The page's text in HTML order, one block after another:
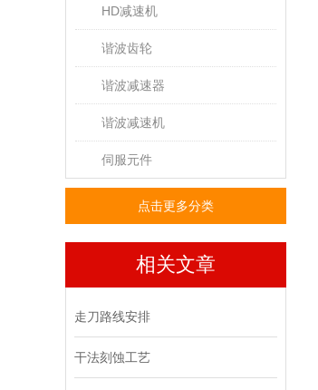
HD减速机
谐波齿轮
谐波减速器
谐波减速机
伺服元件
点击更多分类
相关文章
走刀路线安排
干法刻蚀工艺